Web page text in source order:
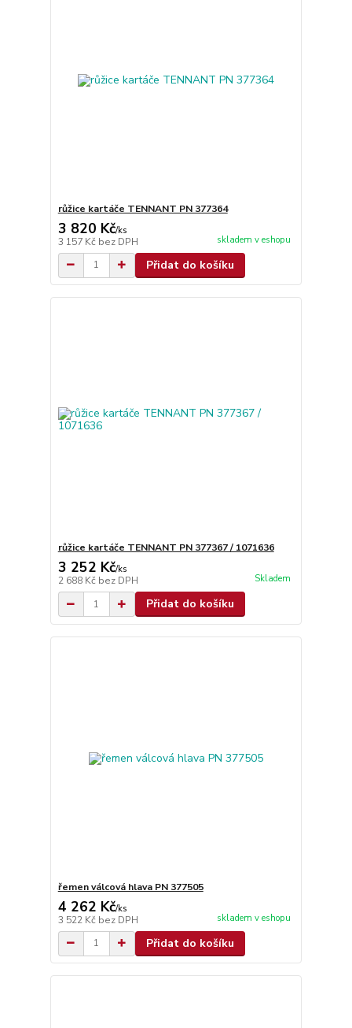
růžice kartáče TENNANT PN 377364
3 820 Kč/ks
3 157 Kč bez DPH skladem v eshopu
Přidat do košíku
růžice kartáče TENNANT PN 377367 / 1071636
3 252 Kč/ks
2 688 Kč bez DPH Skladem
Přidat do košíku
řemen válcová hlava PN 377505
4 262 Kč/ks
3 522 Kč bez DPH skladem v eshopu
Přidat do košíku